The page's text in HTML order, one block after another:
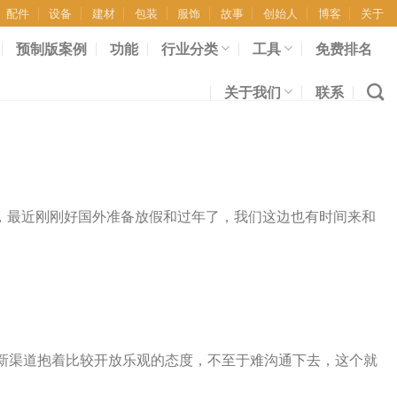
配件 设备 建材 包装 服饰 故事 创始人 博客 关于
预制版案例 功能 行业分类 工具 免费排名
关于我们 联系
近刚刚好国外准备放假和过年了，我们这边也有时间来和
道抱着比较开放乐观的态度，不至于难沟通下去，这个就